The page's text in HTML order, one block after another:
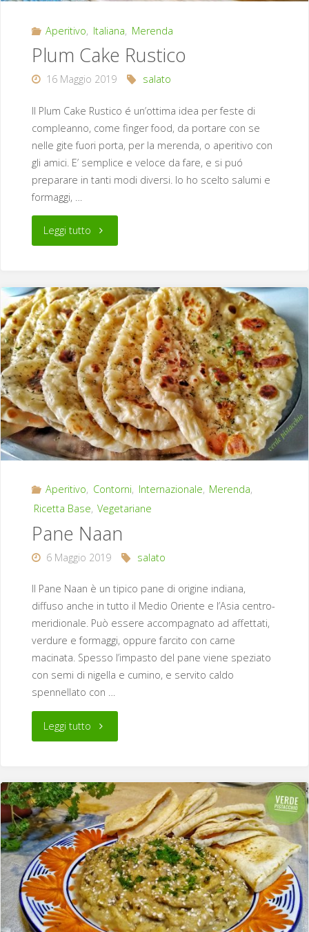
Aperitivo, Italiana, Merenda
Plum Cake Rustico
16 Maggio 2019 salato
Il Plum Cake Rustico é un’ottima idea per feste di
compleanno, come finger food, da portare con se
nelle gite fuori porta, per la merenda, o aperitivo con
gli amici. E’ semplice e veloce da fare, e si puó
preparare in tanti modi diversi. Io ho scelto salumi e
formaggi, …
Leggi tutto"Plum
Rustico"
Aperitivo, Contorni, Internazionale, Merenda,
Ricetta Base, Vegetariane
Pane Naan
6 Maggio 2019 salato
Il Pane Naan è un tipico pane di origine indiana,
diffuso anche in tutto il Medio Oriente e l’Asia centro-
meridionale. Può essere accompagnato ad affettati,
verdure e formaggi, oppure farcito con carne
macinata. Spesso l’impasto del pane viene speziato
con semi di nigella e cumino, e servito caldo
spennellato con …
Leggi tutto"Pane